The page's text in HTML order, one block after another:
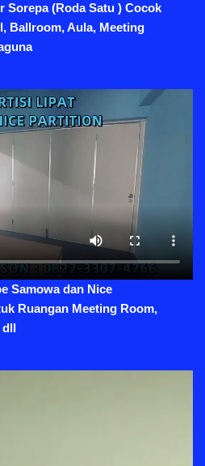
Sorepa (Roda Satu ) Cocok
Ballroom, Aula, Meeting
Samowa dan Nice
Ruangan Meeting Room,